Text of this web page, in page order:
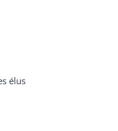
élus